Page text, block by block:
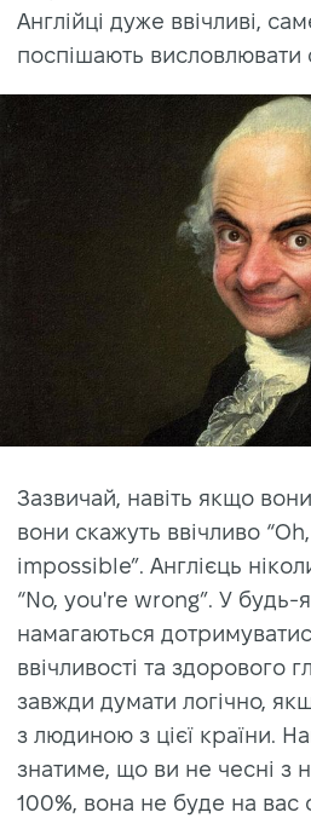
Англійці дуже ввічливі,
поспішають висловлювати
Зазвичай, навіть якщо
вони скажуть ввічливо
impossible”. Англієць
“No, you're wrong”. У будь-
намагаються
ввічливості та здорового
завжди думати логічно,
з людиною з цієї країни.
знатиме, що ви не чесні з
100%, вона не буде на вас